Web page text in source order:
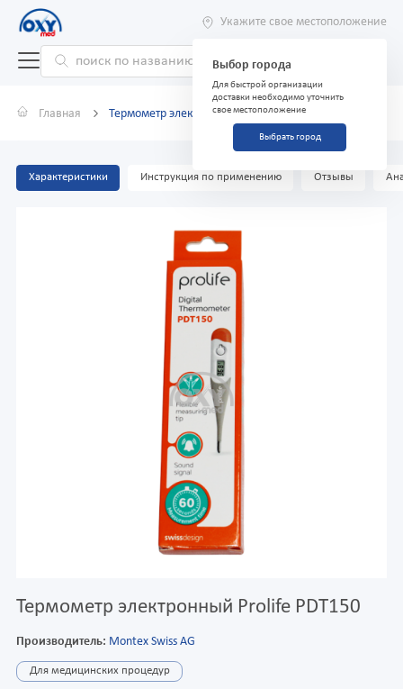
Укажите свое местоположение
Выбор города
Для быстрой организации
доставки необходимо уточнить
свое местоположение
Выбрать город
Главная Термометр электронный Prolife PDT150
Характеристики Инструкция по применению Отзывы
Термометр электронный Prolife PDT150
Производитель: Montex Swiss AG
Для медицинских процедур